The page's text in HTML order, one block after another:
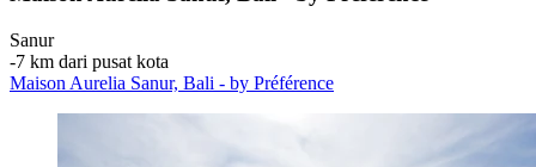
Sanur
‐7 km dari pusat kota
Maison Aurelia Sanur, Bali - by Préférence